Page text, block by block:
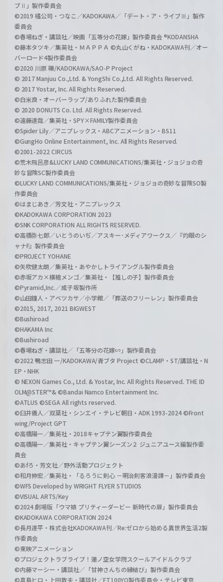
ブⅡ」製作委員会
©2019 橘公司・つなこ／KADOKAWA／「デート・ア・ライブⅢ」製作
委員会
©春場ねぎ・講談社／映画「五等分の花嫁」製作委員会 ®KODANSHA
©藤本タツキ／集英社・ＭＡＰＰＡ ©丸山くがね・KADOKAWA刊／オー
バーロード4製作委員会
©2020 川原 礫/KADOKAWA/SAO-P Project
© 2017 Manjuu Co.,Ltd. & YongShi Co.,Ltd. All Rights Reserved.
© 2017 Yostar, Inc. All Rights Reserved.
©白米良・オーバーラップ/ありふれた製作委員会
© 2020 DONUTS Co. Ltd. All Rights Reserved.
©遠藤達哉／集英社・SPY×FAMILY製作委員会
©Spider Lily／アニプレックス・ABCアニメーション・BS11
©GungHo Online Entertainment, Inc. All Rights Reserved.
©2001-2022 CIRCUS
©荒木飛呂彦&LUCKY LAND COMMUNICATIONS/集英社・ジョジョの奇
妙な冒険SC製作委員会
©LUCKY LAND COMMUNICATIONS/集英社・ジョジョの奇妙な冒険SO製
作委員会
©はまじあき／芳文社・アニプレックス
©KADOKAWA CORPORATION 2023
©SNK CORPORATION ALL RIGHTS RESERVED.
©高橋弥七郎／いとうのいぢ／アスキー･メディアワークス／『灼眼のシ
ャナF』製作委員会
©PROJECT YOHANE
©矢吹健太朗／集英社・あやかしトライアングル製作委員会
©赤坂アカ×横槍メンゴ／集英社・【推しの子】製作委員会
©Pyramid,Inc.／成子坂製作所
©山田鐘人・アベツカサ／小学館／「葬送のフリーレン」製作委員会
©2015, 2017, 2021 BIGWEST
©Bushiroad
©HAKAMA Inc
©Bushiroad
©春場ねぎ・講談社／「五等分の花嫁∽」製作委員会
©2022 鴨志田 一/KADOKAWA/青ブタ Project ©CLAMP・ST/講談社・N
EP・NHK
© NEXON Games Co., Ltd. & Yostar, Inc. All Rights Reserved. THE ID
OLM@STER™& ©Bandai Namco Entertainment Inc.
©ATLUS ©SEGA All rights reserved.
©臼井儀人／双葉社・シンエイ・テレビ朝日・ADK 1993-2024 ©Front
wing/Project GPT
©高橋陽一／集英社・2018キャプテン翼製作委員会
©高橋陽一／集英社・キャプテン翼シーズン２ ジュニアユース編製作委
員会
©あfろ・芳文社／野外活動プロジェクト
©和月伸宏／集英社・「るろうに剣心 －明治剣客浪漫譚－」製作委員会
©WFS Developed by WRIGHT FLYER STUDIOS
©VISUAL ARTS/Key
©2024 劇場版「ウマ娘 プリティーダービー 新時代の扉」製作委員会
©KADOKAWA CORPORATION 2024
©長月達平・株式会社KADOKAWA刊／Re:ゼロから始める異世界生活2製
作委員会
©東映アニメーション
©プロジェクトラブライブ！蓮ノ空女学院スクールアイドルクラブ
©内藤マーシー・講談社／「甘神さんちの縁結び」製作委員会
©真島ヒロ・上田敦夫・講談社／FT100YQ製作委員会・テレビ東京